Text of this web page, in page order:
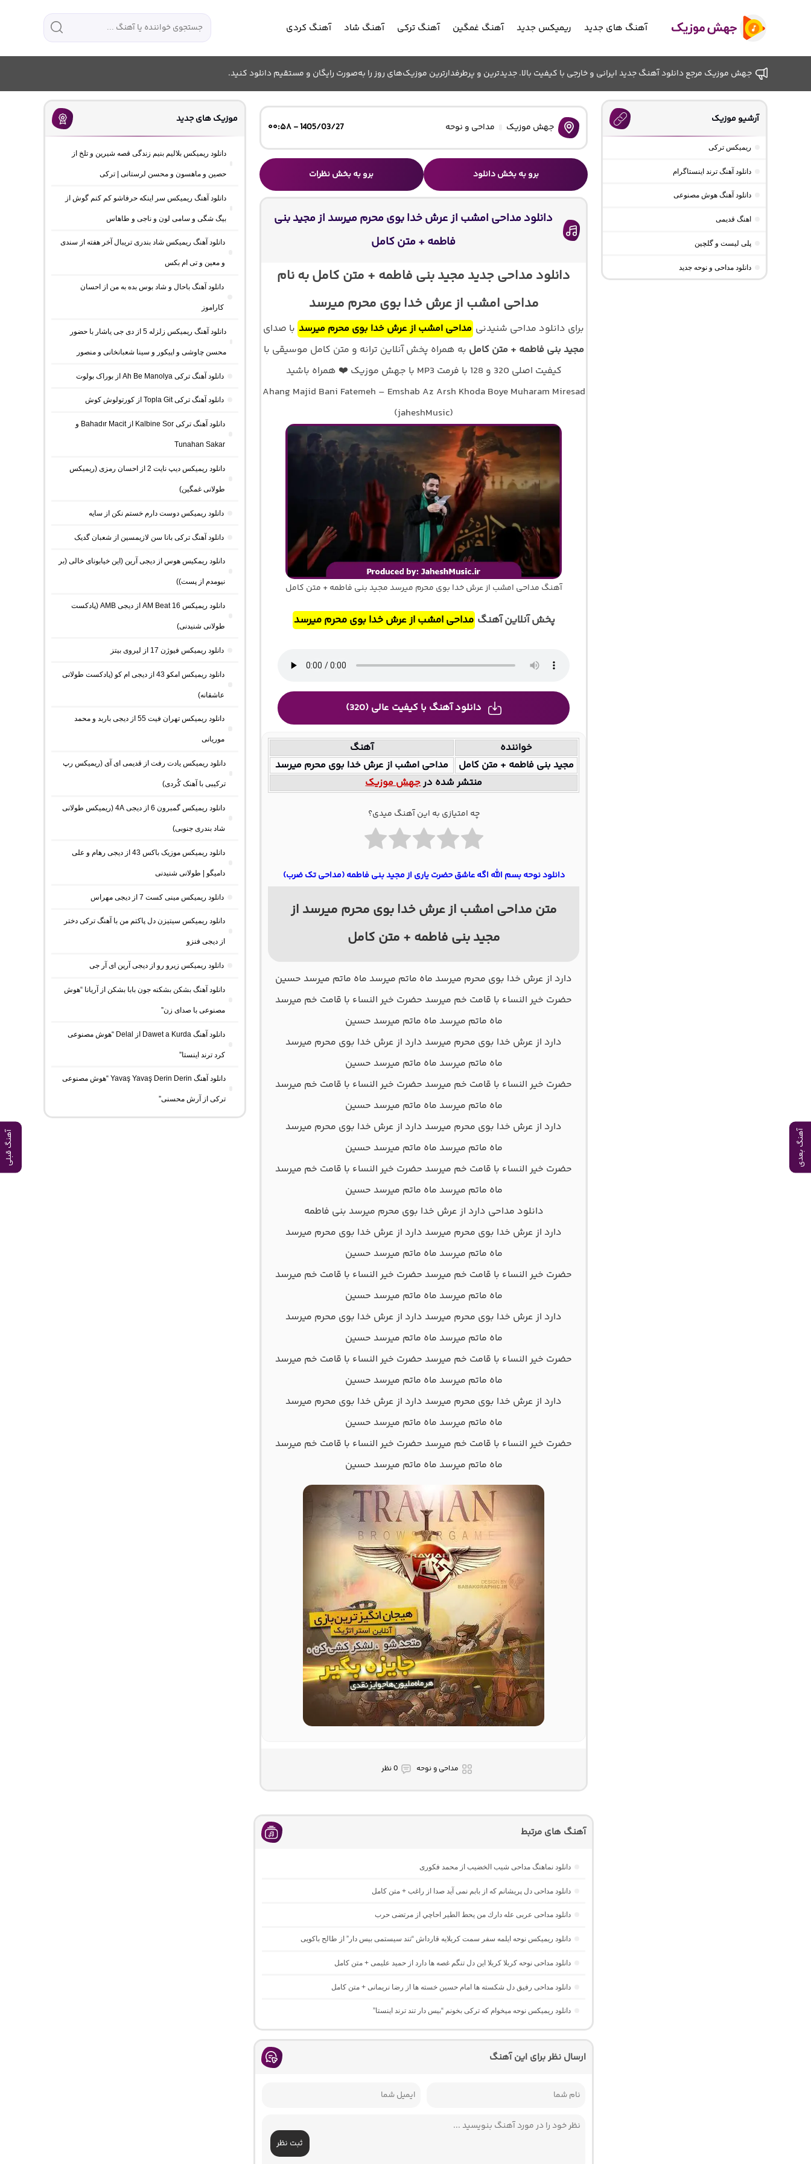
آهنگ بعدی آهنگ قبلی
آهنگ های جدید ریمیکس جدید آهنگ غمگین آهنگ ترکی آهنگ شاد آهنگ کردی
جهش موزیک مرجع دانلود آهنگ جدید ایرانی و خارجی با کیفیت بالا. جدیدترین و پرطرفدارترین موزیک‌های روز را به‌صورت رایگان و مستقیم دانلود کنید.
جهش موزیک مداحی و نوحه 1405/03/27 - ۰۰:۵۸
برو به بخش دانلود برو به بخش نظرات
دانلود مداحی امشب از عرش خدا بوی محرم میرسد از مجید بنی
فاطمه + متن کامل
دانلود مداحی جدید مجید بنی فاطمه + متن کامل به نام
مداحی امشب از عرش خدا بوی محرم میرسد
برای دانلود مداحی شنیدنی مداحی امشب از عرش خدا بوی محرم میرسد با صدای
مجید بنی فاطمه + متن کامل به همراه پخش آنلاین ترانه و متن کامل موسیقی با
کیفیت اصلی 320 و 128 با فرمت MP3 با جهش موزیک ❤️ همراه باشید
Ahang Majid Bani Fatemeh – Emshab Az Arsh Khoda Boye Muharam Miresad
(jaheshMusic)
آهنگ مداحی امشب از عرش خدا بوی محرم میرسد مجید بنی فاطمه + متن کامل
پخش آنلاین آهنگ مداحی امشب از عرش خدا بوی محرم میرسد
دانلود آهنگ با کیفیت عالی (320)
خواننده
آهنگ
مجید بنی فاطمه + متن کامل
مداحی امشب از عرش خدا بوی محرم میرسد
منتشر شده درجهش موزیک
چه امتیازی به این آهنگ میدی؟
دانلود نوحه بسم الله اگه عاشق حضرت یاری از مجید بنی فاطمه (مداحی تک ضرب)
متن مداحی امشب از عرش خدا بوی محرم میرسد از
مجید بنی فاطمه + متن کامل
دارد از عرش خدا بوی محرم میرسد ماه ماتم میرسد ماه ماتم میرسد حسین
حضرت خیر النساء با قامت خم میرسد حضرت خیر النساء با قامت خم میرسد
ماه ماتم میرسد ماه ماتم میرسد حسین
دارد از عرش خدا‌ بوی محرم میرسد دارد از عرش خدا‌ بوی محرم میرسد
ماه ماتم میرسد ماه ماتم میرسد حسین
حضرت خیر النساء با قامت خم میرسد حضرت خیر النساء با قامت خم میرسد
ماه ماتم میرسد ماه ماتم میرسد حسین
دارد از عرش خدا‌ بوی محرم میرسد دارد از عرش خدا‌ بوی محرم میرسد
ماه ماتم میرسد ماه ماتم میرسد حسین
حضرت خیر النساء با قامت خم میرسد حضرت خیر النساء با قامت خم میرسد
ماه ماتم میرسد ماه ماتم میرسد حسین
دانلود مداحی دارد از عرش خدا بوی محرم میرسد بنی فاطمه
دارد از عرش خدا‌ بوی محرم میرسد دارد از عرش خدا‌ بوی محرم میرسد
ماه ماتم میرسد ماه ماتم میرسد حسین
حضرت خیر النساء با قامت خم میرسد حضرت خیر النساء با قامت خم میرسد
ماه ماتم میرسد ماه ماتم میرسد حسین
دارد از عرش خدا‌ بوی محرم میرسد دارد از عرش خدا‌ بوی محرم میرسد
ماه ماتم میرسد ماه ماتم میرسد حسین
حضرت خیر النساء با قامت خم میرسد حضرت خیر النساء با قامت خم میرسد
ماه ماتم میرسد ماه ماتم میرسد حسین
دارد از عرش خدا‌ بوی محرم میرسد دارد از عرش خدا‌ بوی محرم میرسد
ماه ماتم میرسد ماه ماتم میرسد حسین
حضرت خیر النساء با قامت خم میرسد حضرت خیر النساء با قامت خم میرسد
ماه ماتم میرسد ماه ماتم میرسد حسین
مداحی و نوحه 0 نظر
آهنگ های مرتبط
دانلود نماهنگ مداحی شیب الخضیب از محمد فکوری
دانلود مداحی دل پریشانم که از بابم نمی آید صدا از راغب + متن کامل
دانلود مداحی عربی عله دارك من يحط الطير احاچي از مرتضی حرب
دانلود ریمیکس نوحه ایلمه سفر سمت کربلایه قارداش “تند سیستمی بیس دار” از طالح باکویی
دانلود مداحی نوحه کربلا کربلا این دل تنگم غصه ها دارد از حمید علیمی + متن کامل
دانلود مداحی رفیق دل شکسته ها امام حسین خسته ها از رضا نریمانی + متن کامل
دانلود ریمیکس نوحه میخوام که ترکی بخونم “بیس دار تند ترند اینستا”
ارسال نظر برای این آهنگ
ثبت نظر
آرشیو موزیک
ریمیکس ترکی
دانلود آهنگ ترند اینستاگرام
دانلود آهنگ هوش مصنوعی
اهنگ قدیمی
پلی لیست و گلچین
دانلود مداحی و نوحه جدید
موزیک های جدید
دانلود ریمیکس بلالیم بنیم زندگی قصه شیرین و تلخ از
حصین و ماهسون و محسن لرستانی | ترکی
دانلود آهنگ ریمیکس سر اینکه حرفاشو کم کنم گوش از
بیگ شگی و سامی لون و ناجی و طاهاس
دانلود آهنگ ریمیکس شاد بندری تریبال آخر هفته از سندی
و معین و تی ام بکس
دانلود آهنگ باحال و شاد بوس بده به من از احسان
کاراموز
دانلود آهنگ ریمیکس زلزله 5 از دی جی یاشار با حضور
محسن چاوشی و اپیکور و سینا شعبانخانی و منصور
دانلود آهنگ ترکی Ah Be Manolya از بوراک بولوت
دانلود آهنگ ترکی Topla Git از کورتولوش کوش
دانلود آهنگ ترکی Kalbine Sor از Bahadır Macit و
Tunahan Sakar
دانلود ریمیکس دیپ نایت 2 از احسان رمزی (ریمیکس
طولانی غمگین)
دانلود ریمیکس دوست دارم خستم نکن از سایه
دانلود آهنگ ترکی بانا سن لازیمسین از شعبان گدیک
دانلود ریمکیس هوس از دیجی آرین (این خیابونای خالی (بر
نیومدم از پست))
دانلود ریمیکس AM Beat 16 از دیجی AMB (پادکست
طولانی شنیدنی)
دانلود ریمیکس فیوژن 17 از لیروی بیتز
دانلود ریمیکس امکو 43 از دیجی ام کو (پادکست طولانی
عاشقانه)
دانلود ریمیکس تهران فیت 55 از دیجی باربد و محمد
موریانی
دانلود ریمیکس یادت رفت از قدیمی ای آی (ریمیکس رپ
ترکیبی با آهنک کُردی)
دانلود ریمیکس گمبرون 6 از دیجی 4A (ریمیکس طولانی
شاد بندری جنوبی)
دانلود ریمیکس موزیک باکس 43 از دیجی رهام و علی
دامیگو | طولانی شنیدنی
دانلود ریمیکس مینی کست 7 از دیجی مهراس
دانلود ریمیکس سیتیزن دل پاکتم من با آهنگ ترکی دختر
از دیجی فنزو
دانلود ریمیکس زیرو رو از دیجی آرین ای آر جی
دانلود آهنگ بشکن بشکنه جون بابا بشکن از آریانا “هوش
مصنوعی با صدای زن”
دانلود آهنگ Dawet a Kurda از Delal “هوش مصنوعی
کرد ترند اینستا”
دانلود آهنگ Yavaş Yavaş Derin Derin “هوش مصنوعی
ترکی از آرش محسنی”